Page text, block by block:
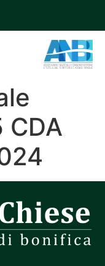
CDA